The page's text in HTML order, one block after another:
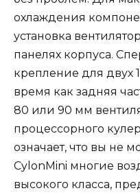
охлаждения
установка
панелях корпуса.
крепление для двух
время как задняя
80 или 90 мм
процессорного
означает, что вы не
CylonMini многие
высокого класса,